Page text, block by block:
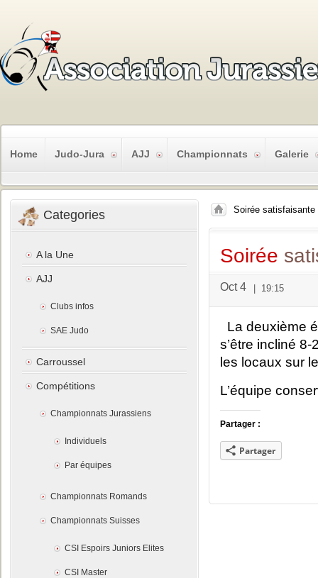
Home Judo-Jura AJJ Championnats Galerie
Soirée satisfaisante
Soirée
Oct 4 19:15
La deuxième
s’être incliné
les locaux sur
L’équipe
Partager :
Partager
Categories
A la Une
AJJ
Clubs infos
SAE Judo
Carroussel
Compétitions
Championnats Jurassiens
Individuels
Par équipes
Championnats Romands
Championnats Suisses
CSI Espoirs Juniors Elites
CSI Master